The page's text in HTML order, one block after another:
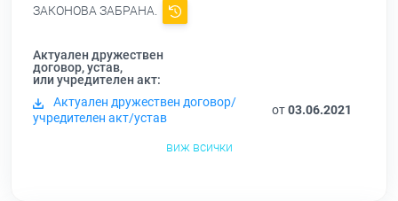
ЗАКОНОВА ЗАБРАНА.
Актуален дружествен
договор, устав,
или учредителен акт:
Актуален дружествен договор/
учредителен акт/устав
от03.06.2021
виж всички